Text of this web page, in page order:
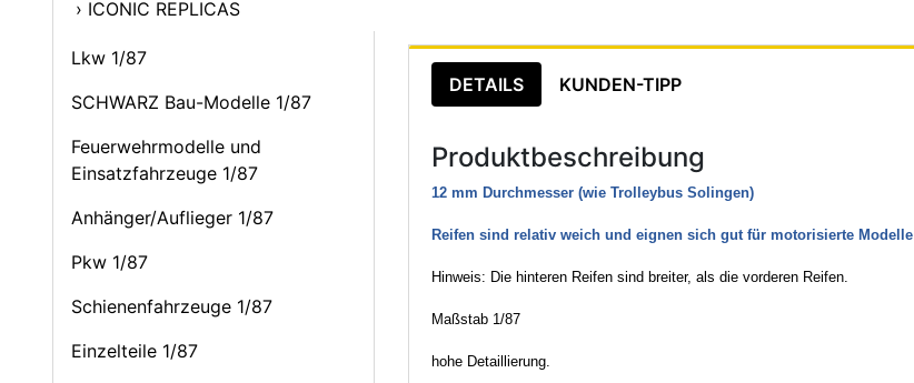
› ICONIC REPLICAS
Lkw 1/87
SCHWARZ Bau-Modelle 1/87
Feuerwehrmodelle und
Einsatzfahrzeuge 1/87
Anhänger/Auflieger 1/87
Pkw 1/87
Schienenfahrzeuge 1/87
Einzelteile 1/87
DETAILS KUNDEN-TIPP
Produktbeschreibung
12 mm Durchmesser (wie Trolleybus Solingen)
Reifen sind relativ weich und eignen sich gut für motorisierte Modelle
Hinweis: Die hinteren Reifen sind breiter, als die vorderen Reifen.
Maßstab 1/87
hohe Detaillierung.